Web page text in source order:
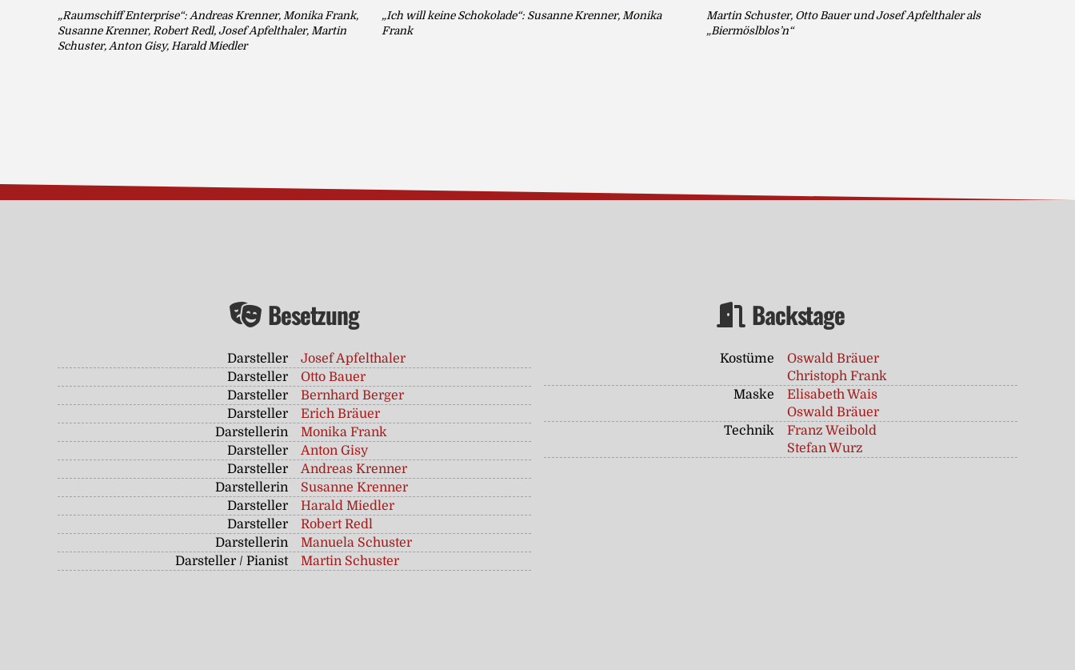
„Raumschiff Enterprise“: Andreas Krenner, Monika Frank,
Susanne Krenner, Robert Redl, Josef Apfelthaler, Martin
Schuster, Anton Gisy, Harald Miedler
„Ich will keine Schokolade“: Susanne Krenner, Monika
Frank
Martin Schuster, Otto Bauer und Josef Apfelthaler als
„Biermöslblos’n“
Besetzung
Darsteller
Josef Apfelthaler
Darsteller
Otto Bauer
Darsteller
Bernhard Berger
Darsteller
Erich Bräuer
Darstellerin
Monika Frank
Darsteller
Anton Gisy
Darsteller
Andreas Krenner
Darstellerin
Susanne Krenner
Darsteller
Harald Miedler
Darsteller
Robert Redl
Darstellerin
Manuela Schuster
Darsteller / Pianist
Martin Schuster
Backstage
Kostüme
Oswald Bräuer
Christoph Frank
Maske
Elisabeth Wais
Oswald Bräuer
Technik
Franz Weibold
Stefan Wurz